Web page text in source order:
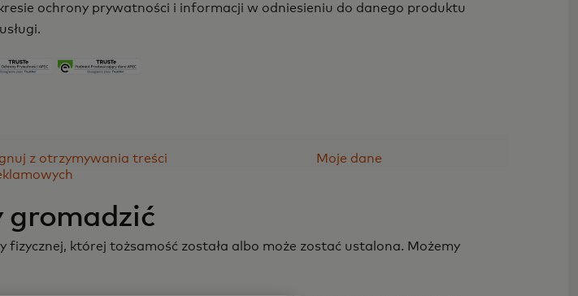
ochrony prywatności i informacji w odniesieniu do danego produktu
z otrzymywania treści
Moje dane
gromadzić
której tożsamość została albo może zostać ustalona. Możemy